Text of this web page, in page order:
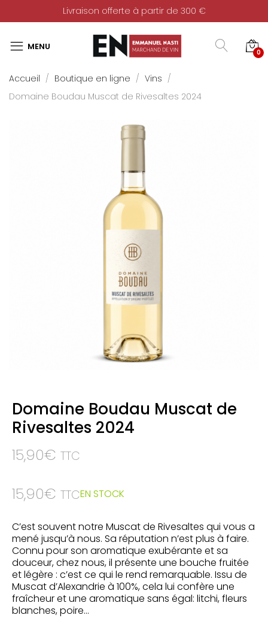
Livraison offerte à partir de 300 €
0
Accueil Boutique en ligne
Vins
Domaine Boudau Muscat de Rivesaltes 2024
Domaine Boudau Muscat de
Rivesaltes 2024
15,90€ TTC
15,90€ TTCEN STOCK
C’est souvent notre Muscat de Rivesaltes qui vous a
mené jusqu’à nous. Sa réputation n’est plus à faire.
Connu pour son aromatique exubérante et sa
douceur, chez nous, il présente une bouche fruitée
et légère : c’est ce qui le rend remarquable. Issu de
Muscat d’Alexandrie à 100%, cela lui confère une
fraîcheur et une aromatique sans égal: litchi, fleurs
blanches, poire…